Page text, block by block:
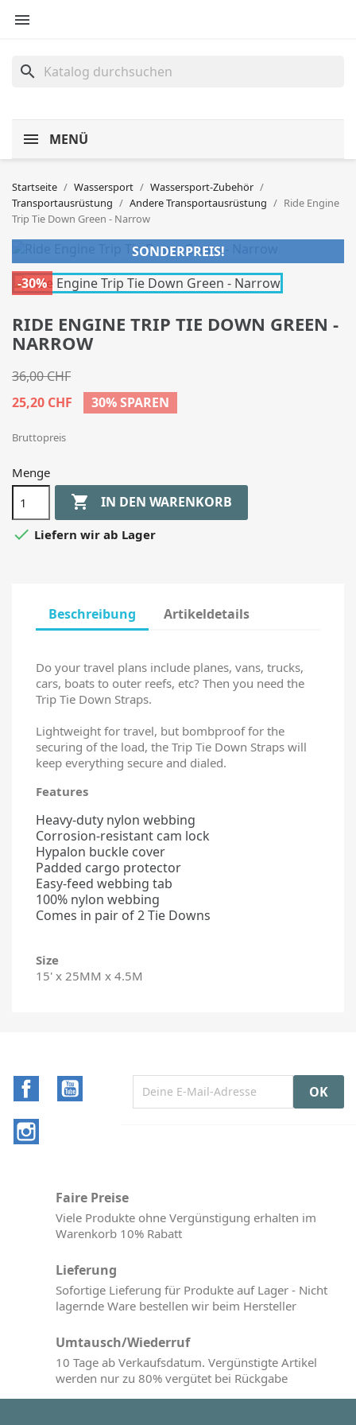

search
MENÜ
Startseite Wassersport
Wassersport-Zubehör
Transportausrüstung
Andere Transportausrüstung
Ride Engine
Trip Tie Down Green - Narrow
SONDERPREIS!
-30%
RIDE ENGINE TRIP TIE DOWN GREEN -
NARROW
36,00 CHF
25,20 CHF
30% SPAREN
Bruttopreis
Menge
 IN DEN WARENKORB
 Liefern wir ab Lager
Beschreibung Artikeldetails
Do your travel plans include planes, vans, trucks,
cars, boats to outer reefs, etc? Then you need the
Trip Tie Down Straps.
Lightweight for travel, but bombproof for the
securing of the load, the Trip Tie Down Straps will
keep everything secure and dialed.
Features
Heavy-duty nylon webbing
Corrosion-resistant cam lock
Hypalon buckle cover
Padded cargo protector
Easy-feed webbing tab
100% nylon webbing
Comes in pair of 2 Tie Downs
Size
15' x 25MM x 4.5M
Facebook
Faire Preise
Viele Produkte ohne Vergünstigung erhalten im
Warenkorb 10% Rabatt
Lieferung
Sofortige Lieferung für Produkte auf Lager - Nicht
lagernde Ware bestellen wir beim Hersteller
Umtausch/Wiederruf
10 Tage ab Verkaufsdatum. Vergünstigte Artikel
werden nur zu 80% vergütet bei Rückgabe